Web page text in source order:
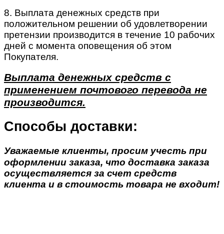
8. Выплата денежных средств при
положительном решении об удовлетворении
претензии производится в течение 10 рабочих
дней с момента оповещения об этом
Покупателя.
Выплата денежных средств с
применением почтового перевода не
производится.
Способы доставки:
Уважаемые клиенты, просим учесть при
оформлении заказа, что доставка заказа
осуществляется за счет средств
клиента и в стоимость товара не входит!